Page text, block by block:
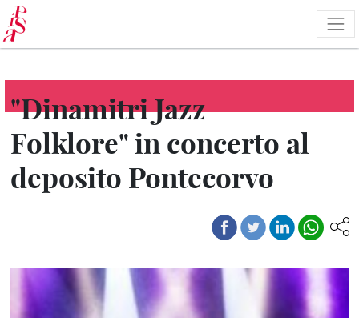
Skip
to
main
content
"Dinamitri Jazz
Folklore" in concerto al
deposito Pontecorvo